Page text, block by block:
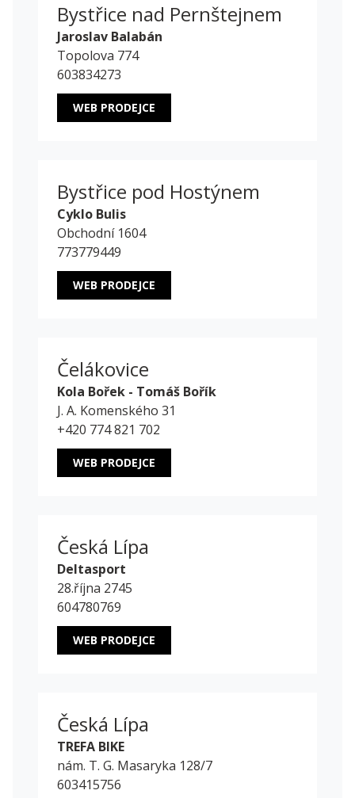
Bystřice nad Pernštejnem
Jaroslav Balabán
Topolova 774
603834273
WEB PRODEJCE
Bystřice pod Hostýnem
Cyklo Bulis
Obchodní 1604
773779449
WEB PRODEJCE
Čelákovice
Kola Bořek - Tomáš Bořík
J. A. Komenského 31
+420 774 821 702
WEB PRODEJCE
Česká Lípa
Deltasport
28.října 2745
604780769
WEB PRODEJCE
Česká Lípa
TREFA BIKE
nám. T. G. Masaryka 128/7
603415756